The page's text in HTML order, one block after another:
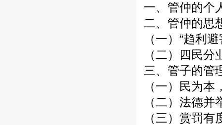
一、管仲的个
二、管仲的思
（一）“趋利
（二）四民分
三、管子的管
（一）民为
（二）法德并
（三）赏罚有